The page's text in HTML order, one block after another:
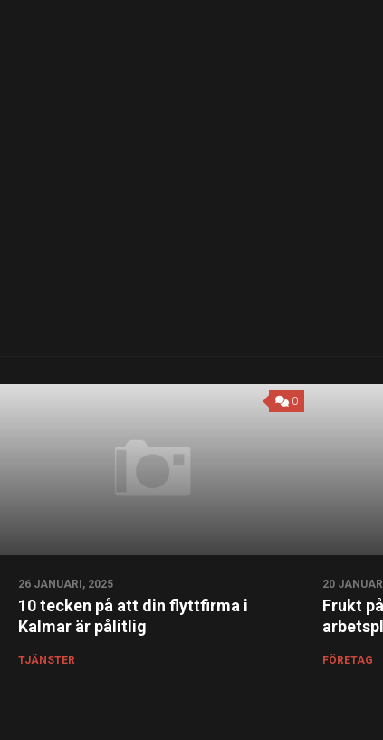
0
26 JANUARI, 2025
10 tecken på att din flyttfirma i
Kalmar är pålitlig
TJÄNSTER
20
Frukt
FÖRETAG